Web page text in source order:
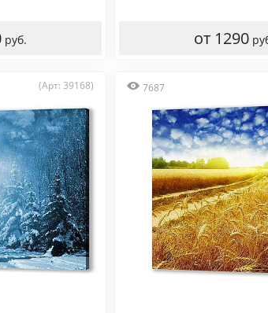
руб. от 1290
(Арт: 39168) 7687